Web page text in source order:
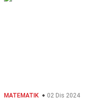
MATEMATIK 02 Dis 2024